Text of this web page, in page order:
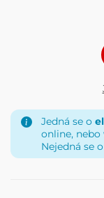
Jedná se o
online, nebo
Nejedná se